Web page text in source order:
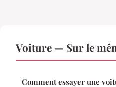
Voiture — Sur le
Comment essayer une